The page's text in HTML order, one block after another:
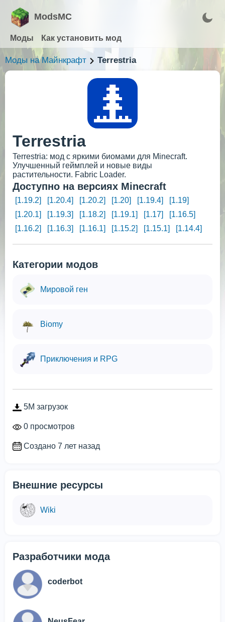
ModsMC
Моды Как установить мод
Моды на Майнкрафт Terrestria
Terrestria
Terrestria: мод с яркими биомами для Minecraft.
Улучшенный геймплей и новые виды
растительности. Fabric Loader.
Доступно на версиях Minecraft
[1.19.2] [1.20.4] [1.20.2] [1.20] [1.19.4]
[1.19]
[1.20.1]
[1.19.3] [1.18.2] [1.19.1] [1.17]
[1.16.5]
[1.16.2]
[1.16.3] [1.16.1] [1.15.2] [1.15.1] [1.14.4]
Категории модов
Мировой ген
Biomy
Приключения и RPG
5M загрузок
0 просмотров
Создано 7 лет назад
Внешние ресурсы
Wiki
Разработчики мода
coderbot